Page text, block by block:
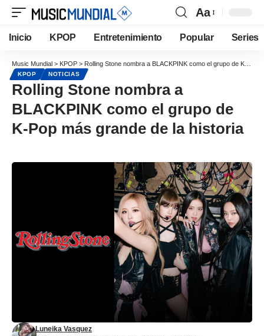
Aa
Inicio KPOP Entretenimiento Popular Series
Music Mundial > KPOP > Rolling Stone nombra a BLACKPINK como el grupo de K-Pop más grande de la historia
KPOP NOTICIAS
Rolling Stone nombra a
BLACKPINK como el grupo de
K-Pop más grande de la historia
Luneika Vasquez